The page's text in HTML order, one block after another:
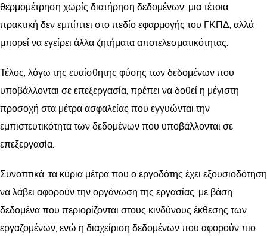
θερμομέτρηση χωρίς διατήρηση δεδομένων: μια τέτοια
πρακτική δεν εμπίπτει στο πεδίο εφαρμογής του ΓΚΠΔ, αλλά
μπορεί να εγείρει άλλα ζητήματα αποτελεσματικότητας.
Τέλος, λόγω της ευαίσθητης φύσης των δεδομένων που
υποβάλλονται σε επεξεργασία, πρέπει να δοθεί η μέγιστη
προσοχή στα μέτρα ασφαλείας που εγγυώνται την
εμπιστευτικότητα των δεδομένων που υποβάλλονται σε
επεξεργασία.
Συνοπτικά, τα κύρια μέτρα που ο εργοδότης έχει εξουσιοδότηση
να λάβει αφορούν την οργάνωση της εργασίας, με βάση
δεδομένα που περιορίζονται στους κινδύνους έκθεσης των
εργαζομένων, ενώ η διαχείριση δεδομένων που αφορούν πιο